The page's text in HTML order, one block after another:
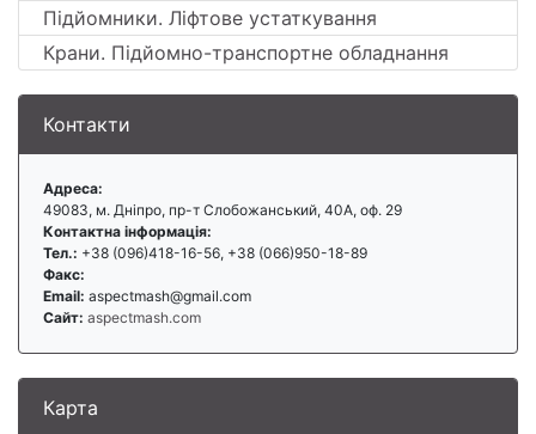
Підйомники. Ліфтове устаткування
Крани. Підйомно-транспортне обладнання
Контакти
Адреса:
49083, м. Дніпро, пр-т Слобожанський, 40А, оф. 29
Контактна інформація:
Тел.: +38 (096)418-16-56, +38 (066)950-18-89
Факс:
Email: aspectmash@gmail.com
Сайт: aspectmash.com
Карта